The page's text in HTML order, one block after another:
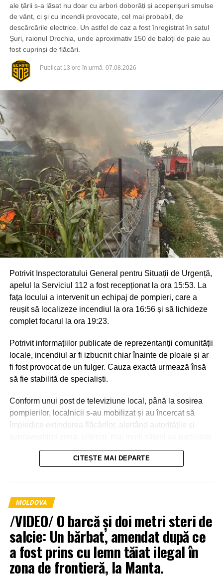
ale țării s-a lăsat nu doar cu arbori doborâți și acoperișuri smulse
de vânt, ci și cu incendii provocate, cel mai probabil, de
descărcările electrice. Un astfel de caz a fost înregistrat în satul
Șuri, raionul Drochia, unde aproximativ 150 de baloți de paie au
fost cuprinși de flăcări.
Publicat 13 ore în urmă 07.08.2026
Potrivit Inspectoratului General pentru Situații de Urgență,
apelul la Serviciul 112 a fost recepționat la ora 15:53. La
fața locului a intervenit un echipaj de pompieri, care a
reușit să localizeze incendiul la ora 16:56 și să lichideze
complet focarul la ora 19:23.
Potrivit informațiilor publicate de reprezentanții comunității
locale, incendiul ar fi izbucnit chiar înainte de ploaie și ar
fi fost provocat de un fulger. Cauza exactă urmează însă
să fie stabilită de specialiști.
Conform unui post de televiziune local, până la sosirea
pompierilor, localnicii s-au mobilizat și au încercat să
împiedice extinderea flăcărilor, alertând autoritățile și
la intervenție, punând la dispoziția salvatorilor tehnică
agricolă și transportând apă pentru stingerea incendiului.
CITEȘTE MAI DEPARTE
MOLDOVA
/VIDEO/ O barcă și doi metri steri de
salcie: Un bărbat, amendat după ce
a fost prins cu lemn tăiat ilegal în
zona de frontieră, la Manta.